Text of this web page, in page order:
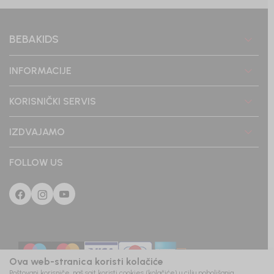
BEBAKIDS
INFORMACIJE
KORISNIČKI SERVIS
IZDVAJAMO
FOLLOW US
Ova web-stranica koristi kolačiće